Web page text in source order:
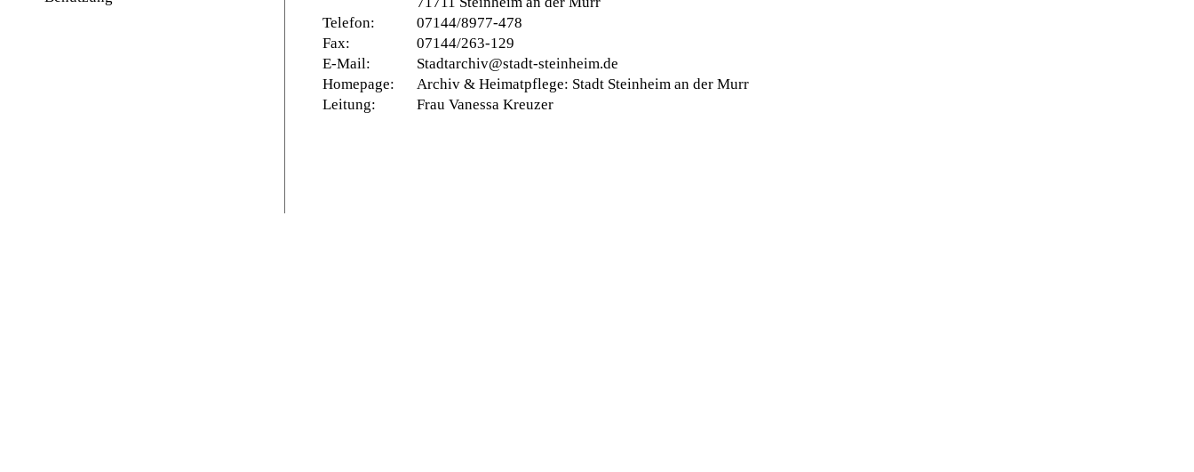
Telefon:
07144/8977-478
Fax:
07144/263-129
E-Mail:
Stadtarchiv@stadt-steinheim.de
Homepage:
Archiv & Heimatpflege: Stadt Steinheim an der Murr
Leitung:
Frau Vanessa Kreuzer